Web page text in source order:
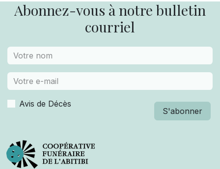
Abonnez-vous à notre bulletin
courriel
Avis de Décès
S'abonner